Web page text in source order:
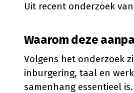
Uit recent onderzoek
Waarom deze
Volgens het onderzoek
inburgering, taal en
samenhang essentieel